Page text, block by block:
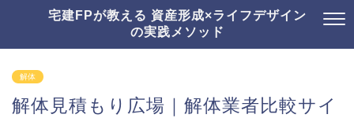
宅建FPが教える 資産形成×ライフデザイン
の実践メソッド
解体
解体見積もり広場｜解体業者比較サイ